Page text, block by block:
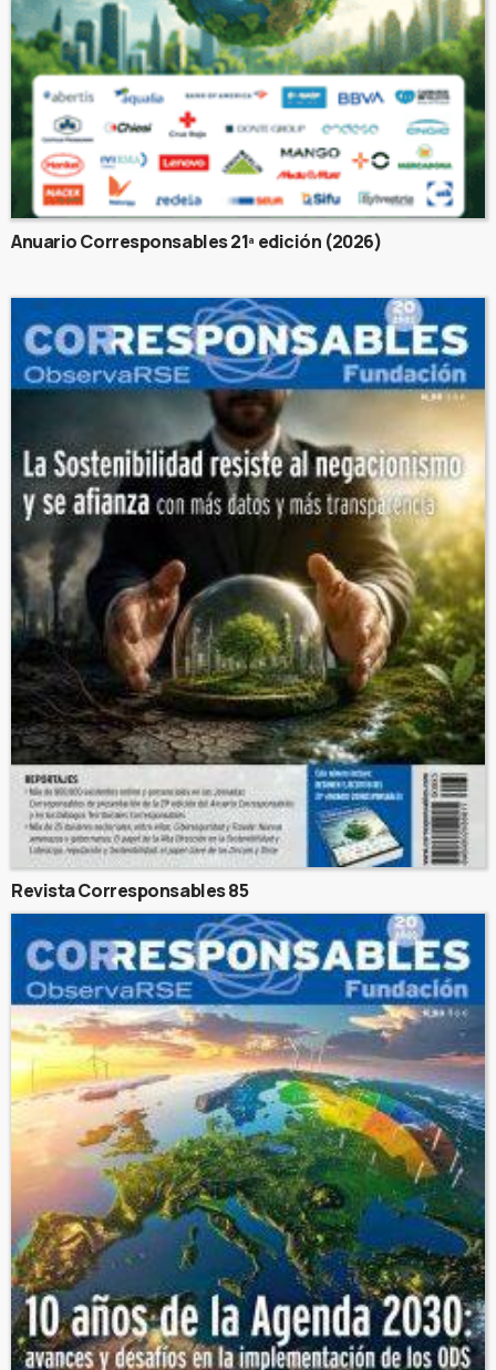
Anuario Corresponsables 21ª edición (2026)
Revista Corresponsables 85